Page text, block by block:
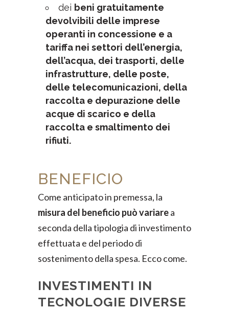
dei beni gratuitamente
devolvibili delle imprese
operanti in concessione e a
tariffa nei settori dell’energia,
dell’acqua, dei trasporti, delle
infrastrutture, delle poste,
delle telecomunicazioni, della
raccolta e depurazione delle
acque di scarico e della
raccolta e smaltimento dei
rifiuti.
BENEFICIO
Come anticipato in premessa, la
misura del beneficio può variarea
seconda della tipologia di investimento
effettuata e del periodo di
sostenimento della spesa. Ecco come.
INVESTIMENTI IN
TECNOLOGIE DIVERSE